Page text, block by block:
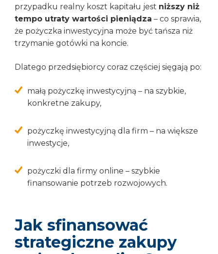
przypadku realny koszt kapitału jest niższy niż
tempo utraty wartości pieniądza – co sprawia,
że pożyczka inwestycyjna może być tańsza niż
trzymanie gotówki na koncie.
Dlatego przedsiębiorcy coraz częściej sięgają po:
małą pożyczkę inwestycyjną – na szybkie,
konkretne zakupy,
pożyczkę inwestycyjną dla firm – na większe
inwestycje,
pożyczki dla firmy online – szybkie
finansowanie potrzeb rozwojowych.
Jak sfinansować
strategiczne zakupy